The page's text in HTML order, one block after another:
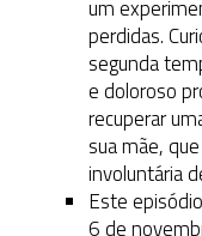
um
perdidas.
segunda
e doloroso
recuperar
sua mãe,
involuntária
Este
6 de